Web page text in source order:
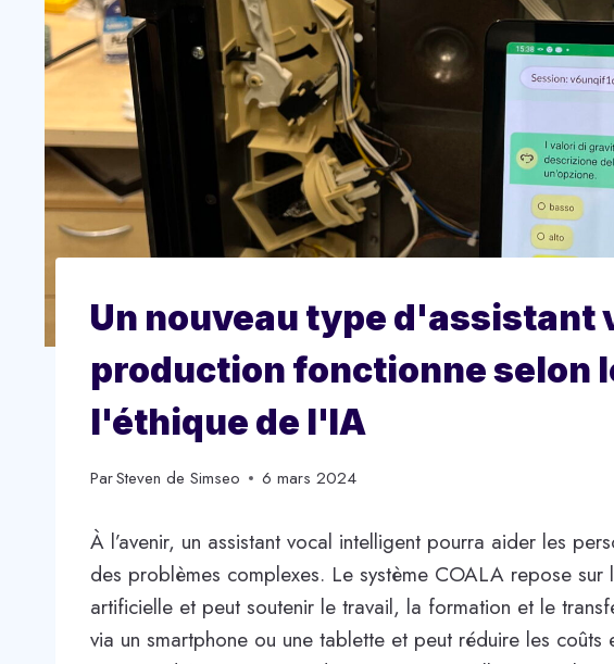
Un nouveau type d'assistant
production fonctionne selon
l'éthique de l'IA
ParSteven de Simseo 6 mars 2024
À l’avenir, un assistant vocal intelligent pourra aider les
des problèmes complexes. Le système COALA repose
artificielle et peut soutenir le travail, la formation et le
via un smartphone ou une tablette et peut réduire les